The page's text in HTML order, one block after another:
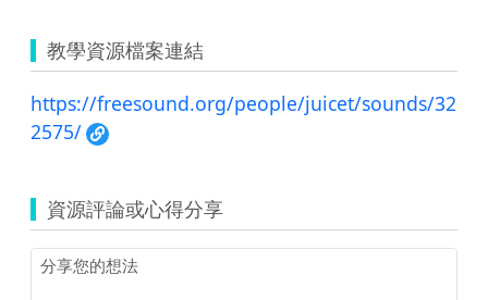
教學資源檔案連結
https://freesound.org/people/juicet/sounds/32
2575/
資源評論或心得分享